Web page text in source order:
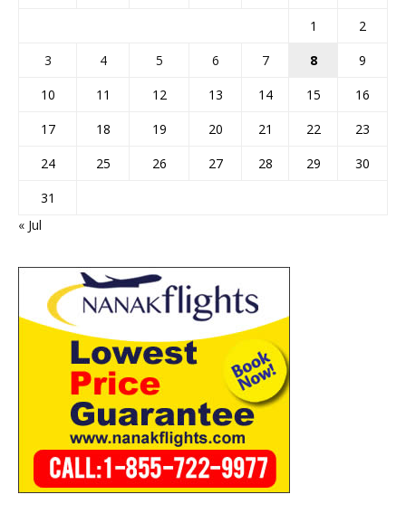
1
2
3
4 5 6 7 8
9
10
11 12 13 14 15
16
17
18 19 20 21 22
23
24
25 26 27 28 29
30
31
« Jul